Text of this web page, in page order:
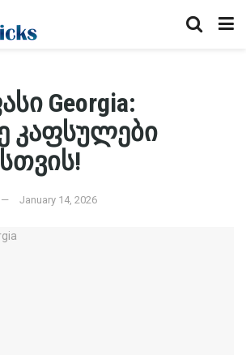
Georgia:
კაფსულები
January 14, 2026